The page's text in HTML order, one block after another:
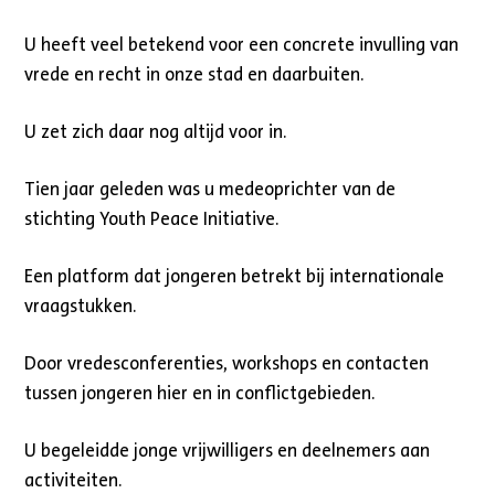
U heeft veel betekend voor een concrete invulling van
vrede en recht in onze stad en daarbuiten.
U zet zich daar nog altijd voor in.
Tien jaar geleden was u medeoprichter van de
stichting Youth Peace Initiative.
Een platform dat jongeren betrekt bij internationale
vraagstukken.
Door vredesconferenties, workshops en contacten
tussen jongeren hier en in conflictgebieden.
U begeleidde jonge vrijwilligers en deelnemers aan
activiteiten.